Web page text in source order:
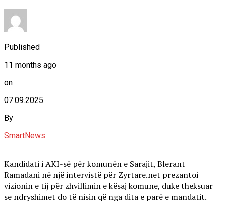
Published
11 months ago
on
07.09.2025
By
SmartNews
Kandidati i AKI-së për komunën e Sarajit, Blerant
Ramadani në një intervistë për Zyrtare.net prezantoi
vizionin e tij për zhvillimin e kësaj komune, duke theksuar
se ndryshimet do të nisin që nga dita e parë e mandatit.